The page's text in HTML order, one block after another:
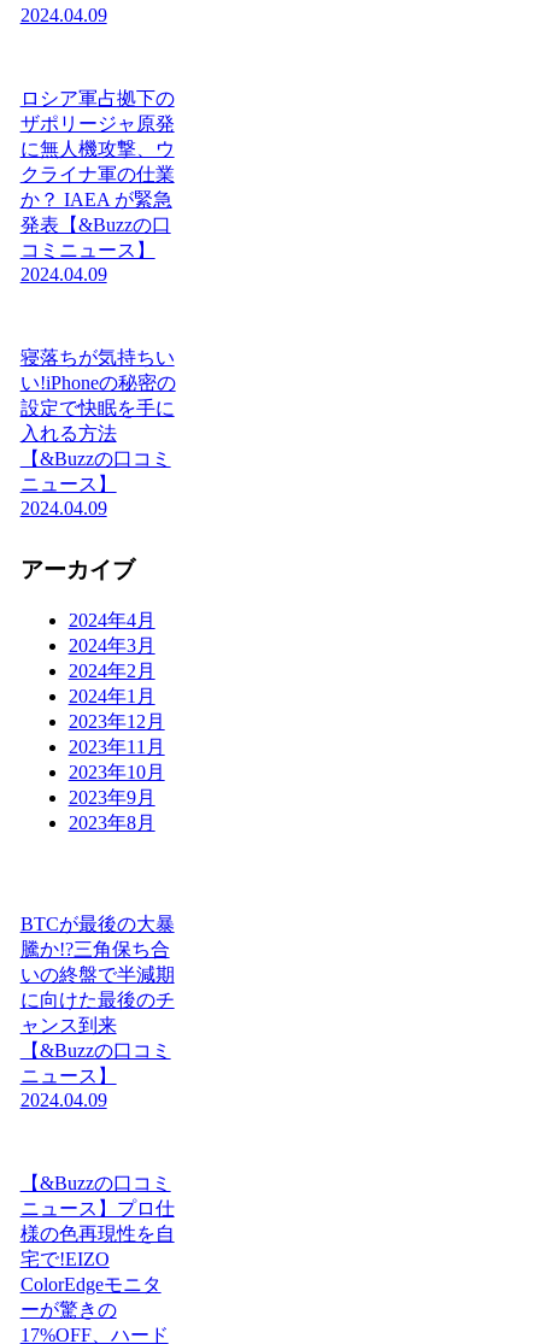
2024.04.09
ロシア軍占拠下の
ザポリージャ原発
に無人機攻撃、ウ
クライナ軍の仕業
か？ IAEA が緊急
発表【&Buzzの口
コミニュース】
2024.04.09
寝落ちが気持ちい
い!iPhoneの秘密の
設定で快眠を手に
入れる方法
【&Buzzの口コミ
ニュース】
2024.04.09
アーカイブ
2024年4月
2024年3月
2024年2月
2024年1月
2023年12月
2023年11月
2023年10月
2023年9月
2023年8月
BTCが最後の大暴
騰か!?三角保ち合
いの終盤で半減期
に向けた最後のチ
ャンス到来
【&Buzzの口コミ
ニュース】
2024.04.09
【&Buzzの口コミ
ニュース】プロ仕
様の色再現性を自
宅で!EIZO
ColorEdgeモニタ
ーが驚きの
17%OFF、ハード